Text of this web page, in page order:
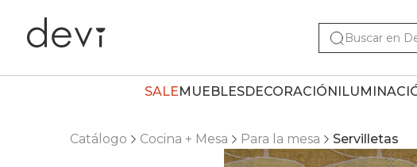
SALEMUEBLESDECORACIÓN
Catálogo Cocina + Mesa Para la mesa Servilletas